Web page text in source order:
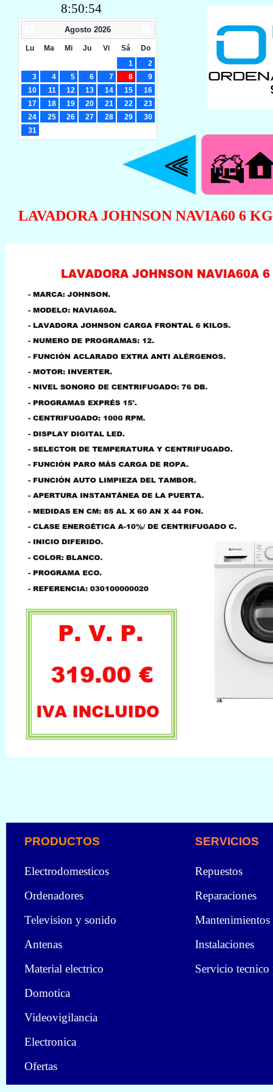
LLAMAR AL TELEFONO
957156032
LAVADORA JOHNSON NAVIA60 6
Repuestos
Reparaciones
Mantenimientos
Instalaciones
Servicio
Electrodomesticos
Ordenadores
Television y sonido
Antenas
Material electrico
Domotica
Videovigilancia
Electronica
Ofertas
PRODUCTOS SERVICIOS
8:50:55
Agosto 2026
Lu Ma Mi Ju Vi Sá
Do
1
2
3
4 5 6 7 8
9
10
11 12 13 14 15
16
17
18 19 20 21 22
23
24
25 26 27 28 29
30
31